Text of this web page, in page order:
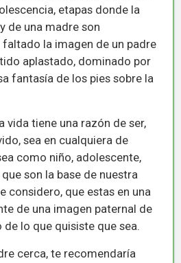
etapas donde la
de una madre son
la imagen de un padre
aplastado, dominado por
fantasía de los pies sobre la
vida tiene una razón de ser,
sea en cualquiera de
como niño, adolescente,
son la base de nuestra
considero, que estas en una
de una imagen paternal de
lo que quisiste que sea.
cerca, te recomendaría